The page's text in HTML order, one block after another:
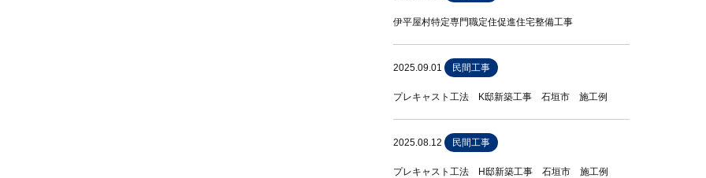
伊平屋村特定専門職定住促進住宅整備工事
2025.09.01 民間工事
プレキャスト工法 K邸新築工事 石垣市 施工例
2025.08.12 民間工事
プレキャスト工法 H邸新築工事 石垣市 施工例